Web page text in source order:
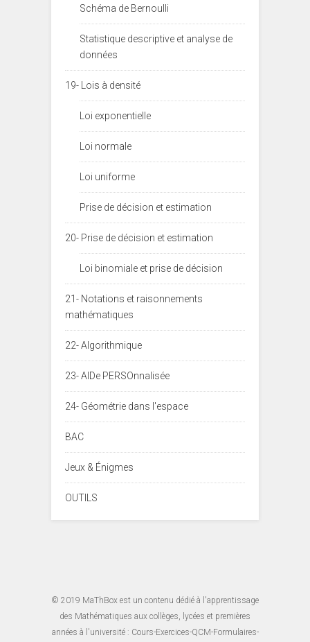
Schéma de Bernoulli
Statistique descriptive et analyse de
données
19- Lois à densité
Loi exponentielle
Loi normale
Loi uniforme
Prise de décision et estimation
20- Prise de décision et estimation
Loi binomiale et prise de décision
21- Notations et raisonnements
mathématiques
22- Algorithmique
23- AIDe PERSOnnalisée
24- Géométrie dans l'espace
BAC
Jeux & Énigmes
OUTILS
© 2019 MaThBox est un contenu dédié à l'apprentissage
des Mathématiques aux collèges, lycées et premières
années à l'université : Cours-Exercices-QCM-Formulaires-